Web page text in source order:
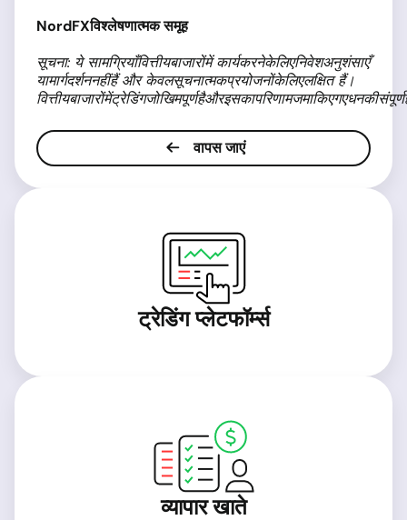
NordFXविश्लेषणात्मक समूह
सूचना: ये सामग्रियाँवित्तीयबाजारोंमेंकार्यकरनेकेलिएनिवेशअनुशंसाएँ
यामार्गदर्शननहींहैं औरकेवलसूचनात्मकप्रयोजनोंकेलिएलक्षितहैं।
वित्तीयबाजारोंमेंट्रेडिंगजोखिमपूर्णहैऔरइसकापरिणामजमाकिएगएधनकीसंपूर्ण
वापस जाएं
ट्रेडिंग प्लेटफॉर्म्स
व्यापार खाते